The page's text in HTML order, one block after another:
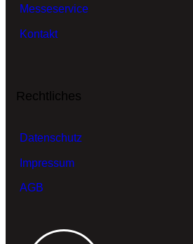
Messeservice
Kontakt
Rechtliches
Datenschutz
Impressum
AGB